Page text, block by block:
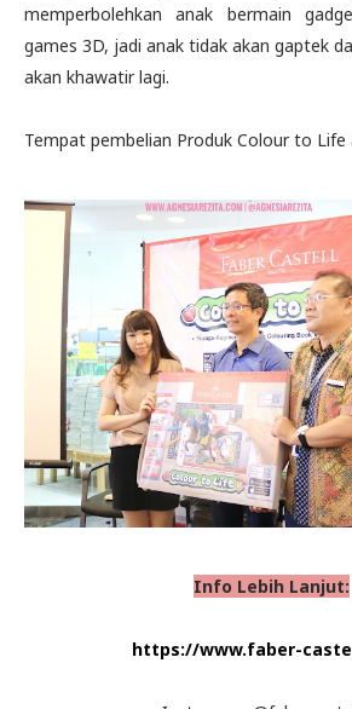
memperbolehkan anak bermain
games 3D, jadi anak tidak akan gaptek
akan khawatir lagi.
Tempat pembelian Produk Colour to Life
Info Lebih Lanjut:
https://www.faber-